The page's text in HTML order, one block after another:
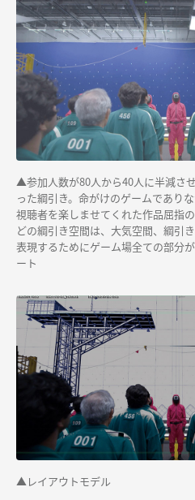
▲参加人数が80人から40人に半減さ
った綱引き。命がけのゲームであり
視聴者を楽しませてくれた作品屈指
どの綱引き空間は、大気空間、綱引
表現するためにゲーム場全ての部分
ート
▲レイアウトモデル